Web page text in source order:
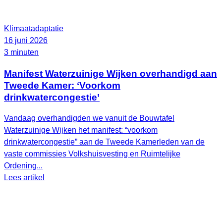
Klimaatadaptatie
16 juni 2026
3 minuten
Manifest Waterzuinige Wijken overhandigd aan
Tweede Kamer: ‘Voorkom
drinkwatercongestie’
Vandaag overhandigden we vanuit de Bouwtafel
Waterzuinige Wijken het manifest: “voorkom
drinkwatercongestie” aan de Tweede Kamerleden van de
vaste commissies Volkshuisvesting en Ruimtelijke
Ordening...
Lees artikel